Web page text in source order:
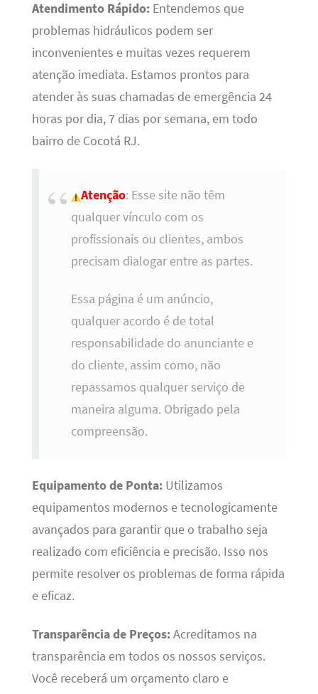
Atendimento Rápido:Entendemos que
problemas hidráulicos podem ser
inconvenientes e muitas vezes requerem
atenção imediata. Estamos prontos para
atender às suas chamadas de emergência 24
horas por dia, 7 dias por semana, em todo
bairro de Cocotá RJ.
Atenção: Esse site não têm
qualquer vínculo com os
profissionais ou clientes, ambos
precisam dialogar entre as partes.
Essa página é um anúncio,
qualquer acordo é de total
responsabilidade do anunciante e
do cliente, assim como, não
repassamos qualquer serviço de
maneira alguma. Obrigado pela
compreensão.
Equipamento de Ponta:Utilizamos
equipamentos modernos e tecnologicamente
avançados para garantir que o trabalho seja
realizado com eficiência e precisão. Isso nos
permite resolver os problemas de forma rápida
e eficaz.
Transparência de Preços:Acreditamos na
transparência em todos os nossos serviços.
Você receberá um orçamento claro e